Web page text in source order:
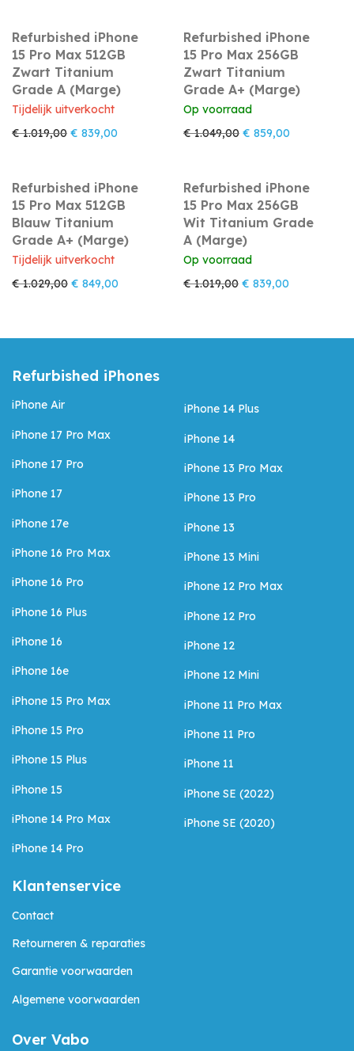
Refurbished iPhone
15 Pro Max 512GB
Zwart Titanium
Grade A (Marge)
Tijdelijk uitverkocht
€1.019,00 Oorspronkelijke prijs was: € 1.019,00.
€ 839,00 Huidige prijs is: € 839,00.
Refurbished iPhone
15 Pro Max 256GB
Zwart Titanium
Grade A+ (Marge)
Op voorraad
€1.049,00 Oorspronkelijke prijs
€ 859,00
Refurbished iPhone
15 Pro Max 512GB
Blauw Titanium
Grade A+ (Marge)
Tijdelijk uitverkocht
€1.029,00 Oorspronkelijke prijs was: € 1.029,00.
€ 849,00 Huidige prijs is: € 849,00.
Refurbished iPhone
15 Pro Max 256GB
Wit Titanium Grade
A (Marge)
Op voorraad
€1.019,00 Oorspronkelijke prijs
€ 839,00
Refurbished iPhones
iPhone Air
iPhone 17 Pro Max
iPhone 17 Pro
iPhone 17
iPhone 17e
iPhone 16 Pro Max
iPhone 16 Pro
iPhone 16 Plus
iPhone 16
iPhone 16e
iPhone 15 Pro Max
iPhone 15 Pro
iPhone 15 Plus
iPhone 15
iPhone 14 Pro Max
iPhone 14 Pro
iPhone 14 Plus
iPhone 14
iPhone 13 Pro Max
iPhone 13 Pro
iPhone 13
iPhone 13 Mini
iPhone 12 Pro Max
iPhone 12 Pro
iPhone 12
iPhone 12 Mini
iPhone 11 Pro Max
iPhone 11 Pro
iPhone 11
iPhone SE (2022)
iPhone SE (2020)
Klantenservice
Contact
Retourneren & reparaties
Garantie voorwaarden
Algemene voorwaarden
Over Vabo